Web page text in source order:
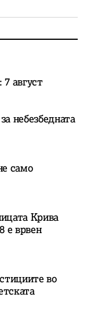
овозможува
август
небезбедната
само
Крива
е врвен
во